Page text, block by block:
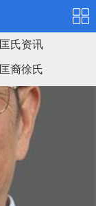
匡氏资讯
匡裔徐氏